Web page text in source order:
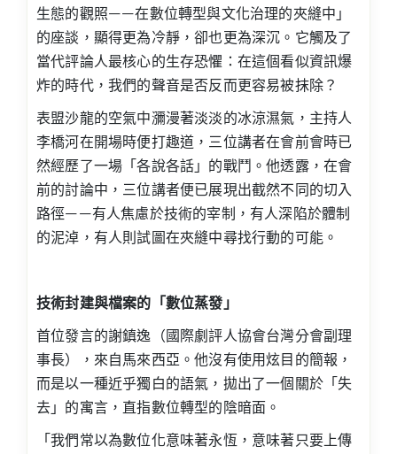
生態的觀照——在數位轉型與文化治理的夾縫中」
的座談，顯得更為冷靜，卻也更為深沉。它觸及了
當代評論人最核心的生存恐懼：在這個看似資訊爆
炸的時代，我們的聲音是否反而更容易被抹除？
表盟沙龍的空氣中瀰漫著淡淡的冰涼濕氣，主持人
李橋河在開場時便打趣道，三位講者在會前會時已
然經歷了一場「各說各話」的戰鬥。他透露，在會
前的討論中，三位講者便已展現出截然不同的切入
路徑——有人焦慮於技術的宰制，有人深陷於體制
的泥淖，有人則試圖在夾縫中尋找行動的可能。
技術封建與檔案的「數位蒸發」
首位發言的謝鎮逸（國際劇評人協會台灣分會副理
事長），來自馬來西亞。他沒有使用炫目的簡報，
而是以一種近乎獨白的語氣，拋出了一個關於「失
去」的寓言，直指數位轉型的陰暗面。
「我們常以為數位化意味著永恆，意味著只要上傳